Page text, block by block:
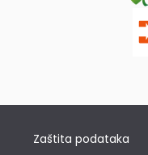
Zaštita podataka